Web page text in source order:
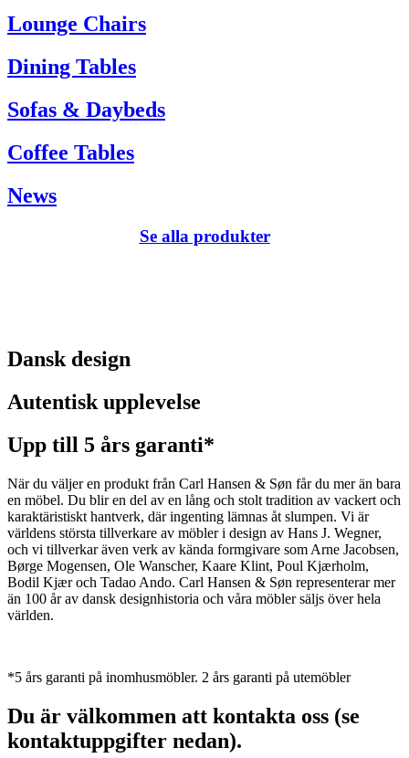
Tel. +45 66 12 14 04
info@carlhansen.dk
Lounge Chairs
Dining Tables
Sofas & Daybeds
Coffee Tables
News
Se alla produkter
Dansk design
Autentisk upplevelse
Upp till 5 års garanti*
När du väljer en produkt från Carl Hansen & Søn får du mer än bara
en möbel. Du blir en del av en lång och stolt tradition av vackert och
karaktäristiskt hantverk, där ingenting lämnas åt slumpen. Vi är
världens största tillverkare av möbler i design av Hans J. Wegner,
och vi tillverkar även verk av kända formgivare som Arne Jacobsen,
Børge Mogensen, Ole Wanscher, Kaare Klint, Poul Kjærholm,
Bodil Kjær och Tadao Ando. Carl Hansen & Søn representerar mer
än 100 år av dansk designhistoria och våra möbler säljs över hela
världen.
*5 års garanti på inomhusmöbler. 2 års garanti på utemöbler
Du är välkommen att kontakta oss (se
kontaktuppgifter nedan).